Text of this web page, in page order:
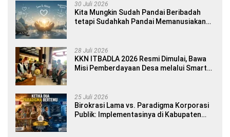
30 Juli 2026
Kita Mungkin Sudah Pandai Beribadah
tetapi Sudahkah Pandai Memanusiakan
28 Juli 2026
KKN ITBADLA 2026 Resmi Dimulai, Bawa
Misi Pemberdayaan Desa melalui Smart
25 Juli 2026
Birokrasi Lama vs. Paradigma Korporasi
Publik: Implementasinya di Kabupaten